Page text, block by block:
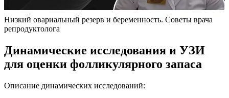
Низкий овариальный резерв и беременность. Советы врача
репродуктолога
Динамические исследования и УЗИ
для оценки фолликулярного запаса
Описание динамических исследований: